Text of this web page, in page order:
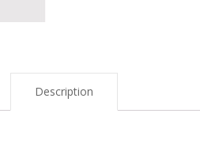
Description